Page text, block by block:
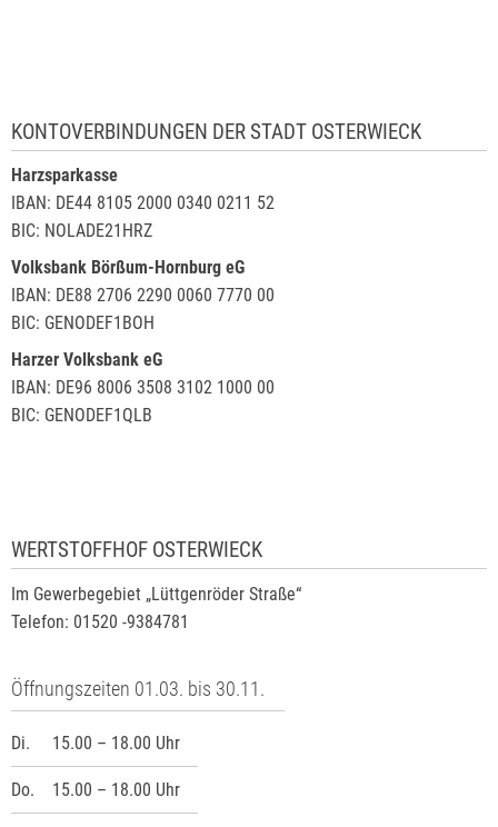
KONTOVERBINDUNGEN DER STADT OSTERWIECK
Harzsparkasse
IBAN: DE44 8105 2000 0340 0211 52
BIC: NOLADE21HRZ
Volksbank Börßum-Hornburg eG
IBAN: DE88 2706 2290 0060 7770 00
BIC: GENODEF1BOH
Harzer Volksbank eG
IBAN: DE96 8006 3508 3102 1000 00
BIC: GENODEF1QLB
WERTSTOFFHOF OSTERWIECK
Im Gewerbegebiet „Lüttgenröder Straße“
Telefon: 01520 -9384781
Öffnungszeiten 01.03. bis 30.11.
Di. 15.00 – 18.00 Uhr
Do. 15.00 – 18.00 Uhr